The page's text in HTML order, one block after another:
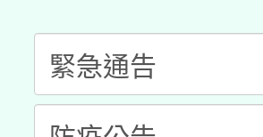
礎課程
「數位內容
pilot」
有關大陸委